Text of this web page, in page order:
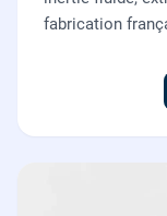
fabrication